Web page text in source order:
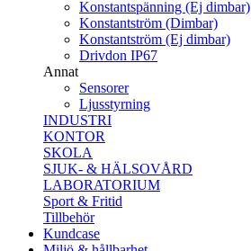
Konstantspänning (Ej dimbar)
Konstantström (Dimbar)
Konstantström (Ej dimbar)
Drivdon IP67
Annat
Sensorer
Ljusstyrning
INDUSTRI
KONTOR
SKOLA
SJUK- & HÄLSOVÅRD
LABORATORIUM
Sport & Fritid
Tillbehör
Kundcase